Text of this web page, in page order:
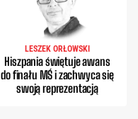
LESZEK ORŁOWSKI
Hiszpania świętuje awans
do finału MŚ i zachwyca się
swoją reprezentacją